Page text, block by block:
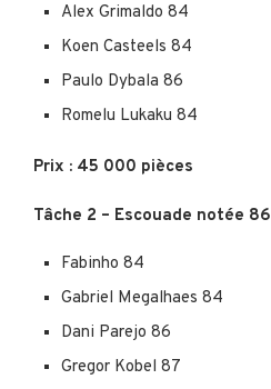
Alex Grimaldo 84
Koen Casteels 84
Paulo Dybala 86
Romelu Lukaku 84
Prix : 45 000 pièces
Tâche 2 – Escouade notée 86
Fabinho 84
Gabriel Megalhaes 84
Dani Parejo 86
Gregor Kobel 87